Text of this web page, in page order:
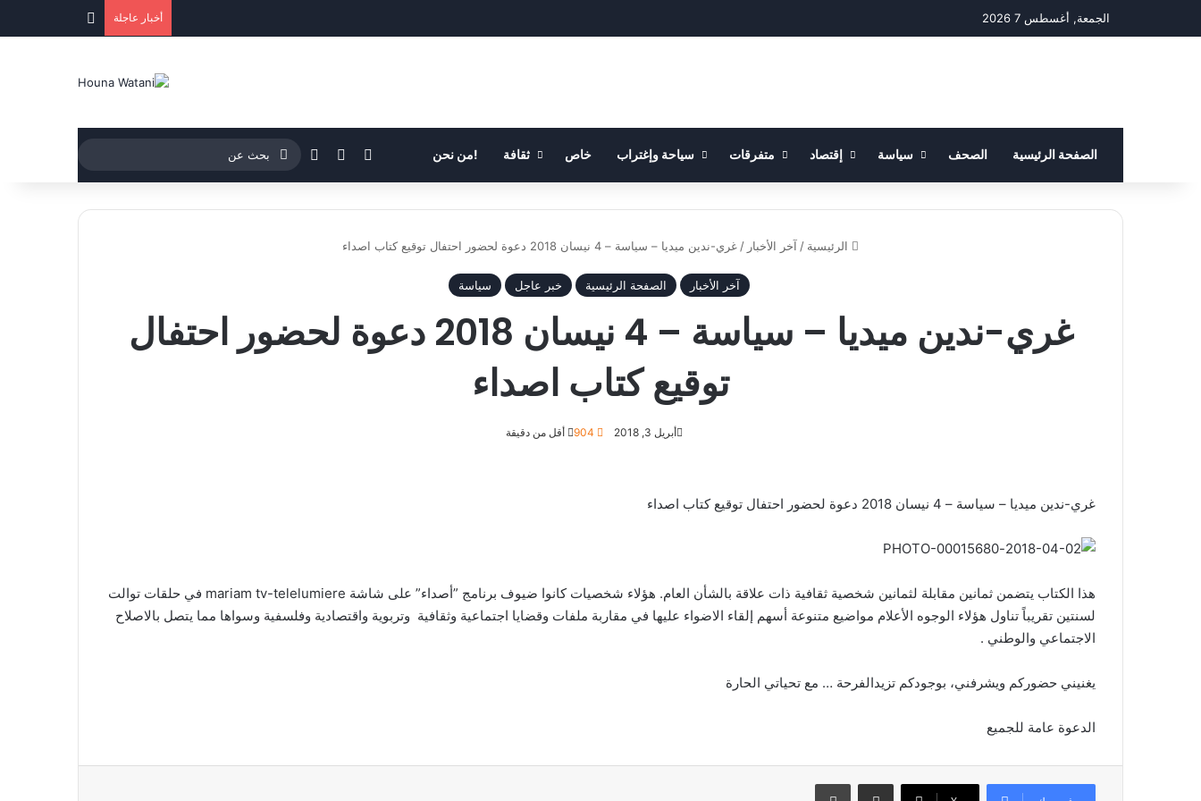
الجمعة, أغسطس 7 2026 أخبار عاجلة
الصفحة الرئيسية الصحف سياسة إقتصاد متفرقات سياحة وإغتراب خاص ثقافة !من نحن فيسبوك‫YouTubeإضافة عمود جانبي
بحث
عن
الرئيسية / آخر الأخبار / غري-ندين ميديا – سياسة – 4 نيسان 2018 دعوة لحضور احتفال توقيع كتاب اصداء
آخر الأخبار الصفحة الرئيسية خبر عاجل سياسة
غري-ندين ميديا – سياسة – 4 نيسان 2018 دعوة لحضور احتفال
توقيع كتاب اصداء
أبريل 3, 2018 أقل من دقيقة
غري-ندين ميديا – سياسة – 4 نيسان 2018 دعوة لحضور احتفال توقيع كتاب اصداء
هذا الكتاب يتضمن ثمانين مقابلة لثمانين شخصية ثقافية ذات علاقة بالشأن العام. هؤلاء شخصيات كانوا ضيوف برنامج ”أصداء” على شاشة mariam tv-telelumiere في حلقات توالت
لسنتين تقريباً تناول هؤلاء الوجوه الأعلام مواضيع متنوعة أسهم إلقاء الاضواء عليها في مقاربة ملفات وقضايا اجتماعية وثقافية وتربوية واقتصادية وفلسفية وسواها مما يتصل بالاصلاح
الاجتماعي والوطني .
يغنيني حضوركم ويشرفني، بوجودكم تزيدالفرحة … مع تحياتي الحارة
الدعوة عامة للجميع
مشاركة عبر البريد طباعة